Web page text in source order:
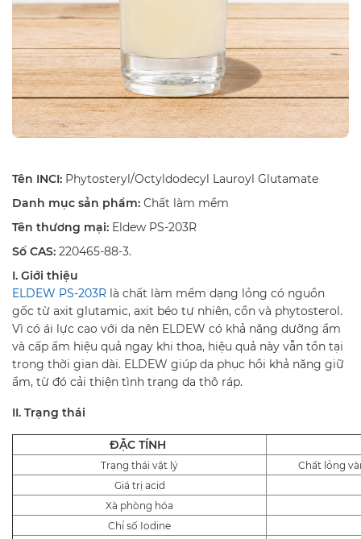
Tên INCI: Phytosteryl/Octyldodecyl Lauroyl Glutamate
Danh mục sản phẩm: Chất làm mềm
Tên thương mại: Eldew PS-203R
Số CAS: 220465-88-3.
I. Giới thiệu
ELDEW PS-203R là chất làm mềm dạng lỏng có nguồn
gốc từ axit glutamic, axit béo tự nhiên, cồn và phytosterol.
Vì có ái lực cao với da nên ELDEW có khả năng dưỡng ẩm
và cấp ẩm hiệu quả ngay khi thoa, hiệu quả này vẫn tồn tại
trong thời gian dài. ELDEW giúp da phục hồi khả năng giữ
ẩm, từ đó cải thiện tình trạng da thô ráp.
II. Trạng thái
ĐẶC TÍNH
Trạng thái vật lý
Chất lỏng
Giá trị acid
Xà phòng hóa
Chỉ số Iodine